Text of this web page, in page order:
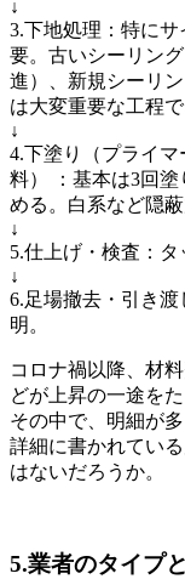
↓
3.下地処理：特に
要。古いシーリン
進）、新規シーリ
は大変重要な工程
↓
4.下塗り（プライ
料） ：基本は3回
める。白系など隠
↓
5.仕上げ・検査：タ
↓
6.足場撤去・引き
明。
コロナ禍以降、材
どが上昇の一途をた
その中で、明細が
詳細に書かれてい
はないだろうか。
5.業者のタイプ